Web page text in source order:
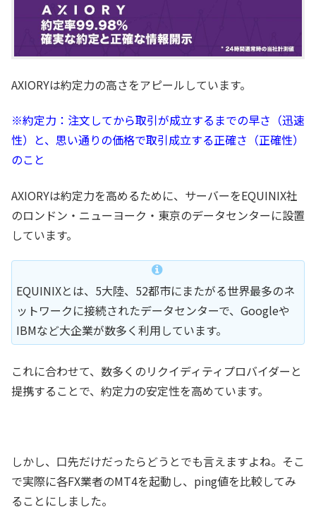
AXIORYは約定力の高さをアピールしています。
※約定力：注文してから取引が成立するまでの早さ（迅速
性）と、思い通りの価格で取引成立する正確さ（正確性）
のこと
AXIORYは約定力を高めるために、サーバーをEQUINIX社
のロンドン・ニューヨーク・東京のデータセンターに設置
しています。
EQUINIXとは、5大陸、52都市にまたがる世界最多のネ
ットワークに接続されたデータセンターで、Googleや
IBMなど大企業が数多く利用しています。
これに合わせて、数多くのリクイディティプロバイダーと
提携することで、約定力の安定性を高めています。
しかし、口先だけだったらどうとでも言えますよね。そこ
で実際に各FX業者のMT4を起動し、ping値を比較してみ
ることにしました。